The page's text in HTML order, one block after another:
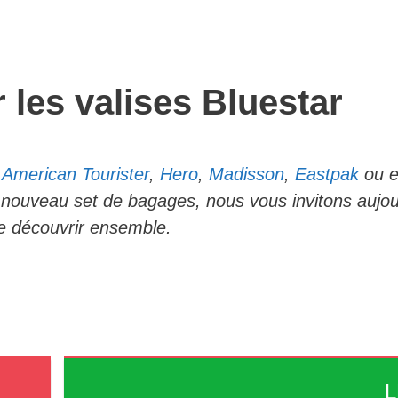
les valises Bluestar
American Tourister, Hero, Madisson, Eastpakou
set de bagages, nous vous invitons
découvrir ensemble.